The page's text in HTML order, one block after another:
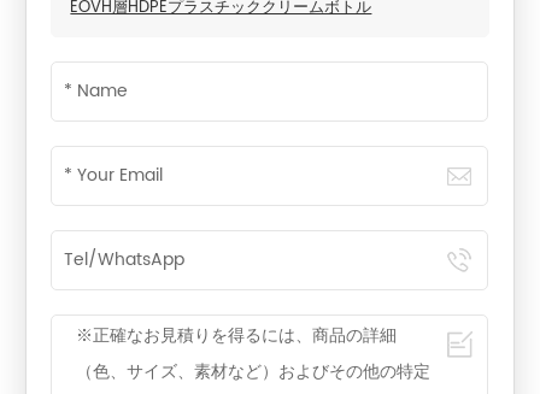
EOVH層HDPEプラスチッククリームボトル